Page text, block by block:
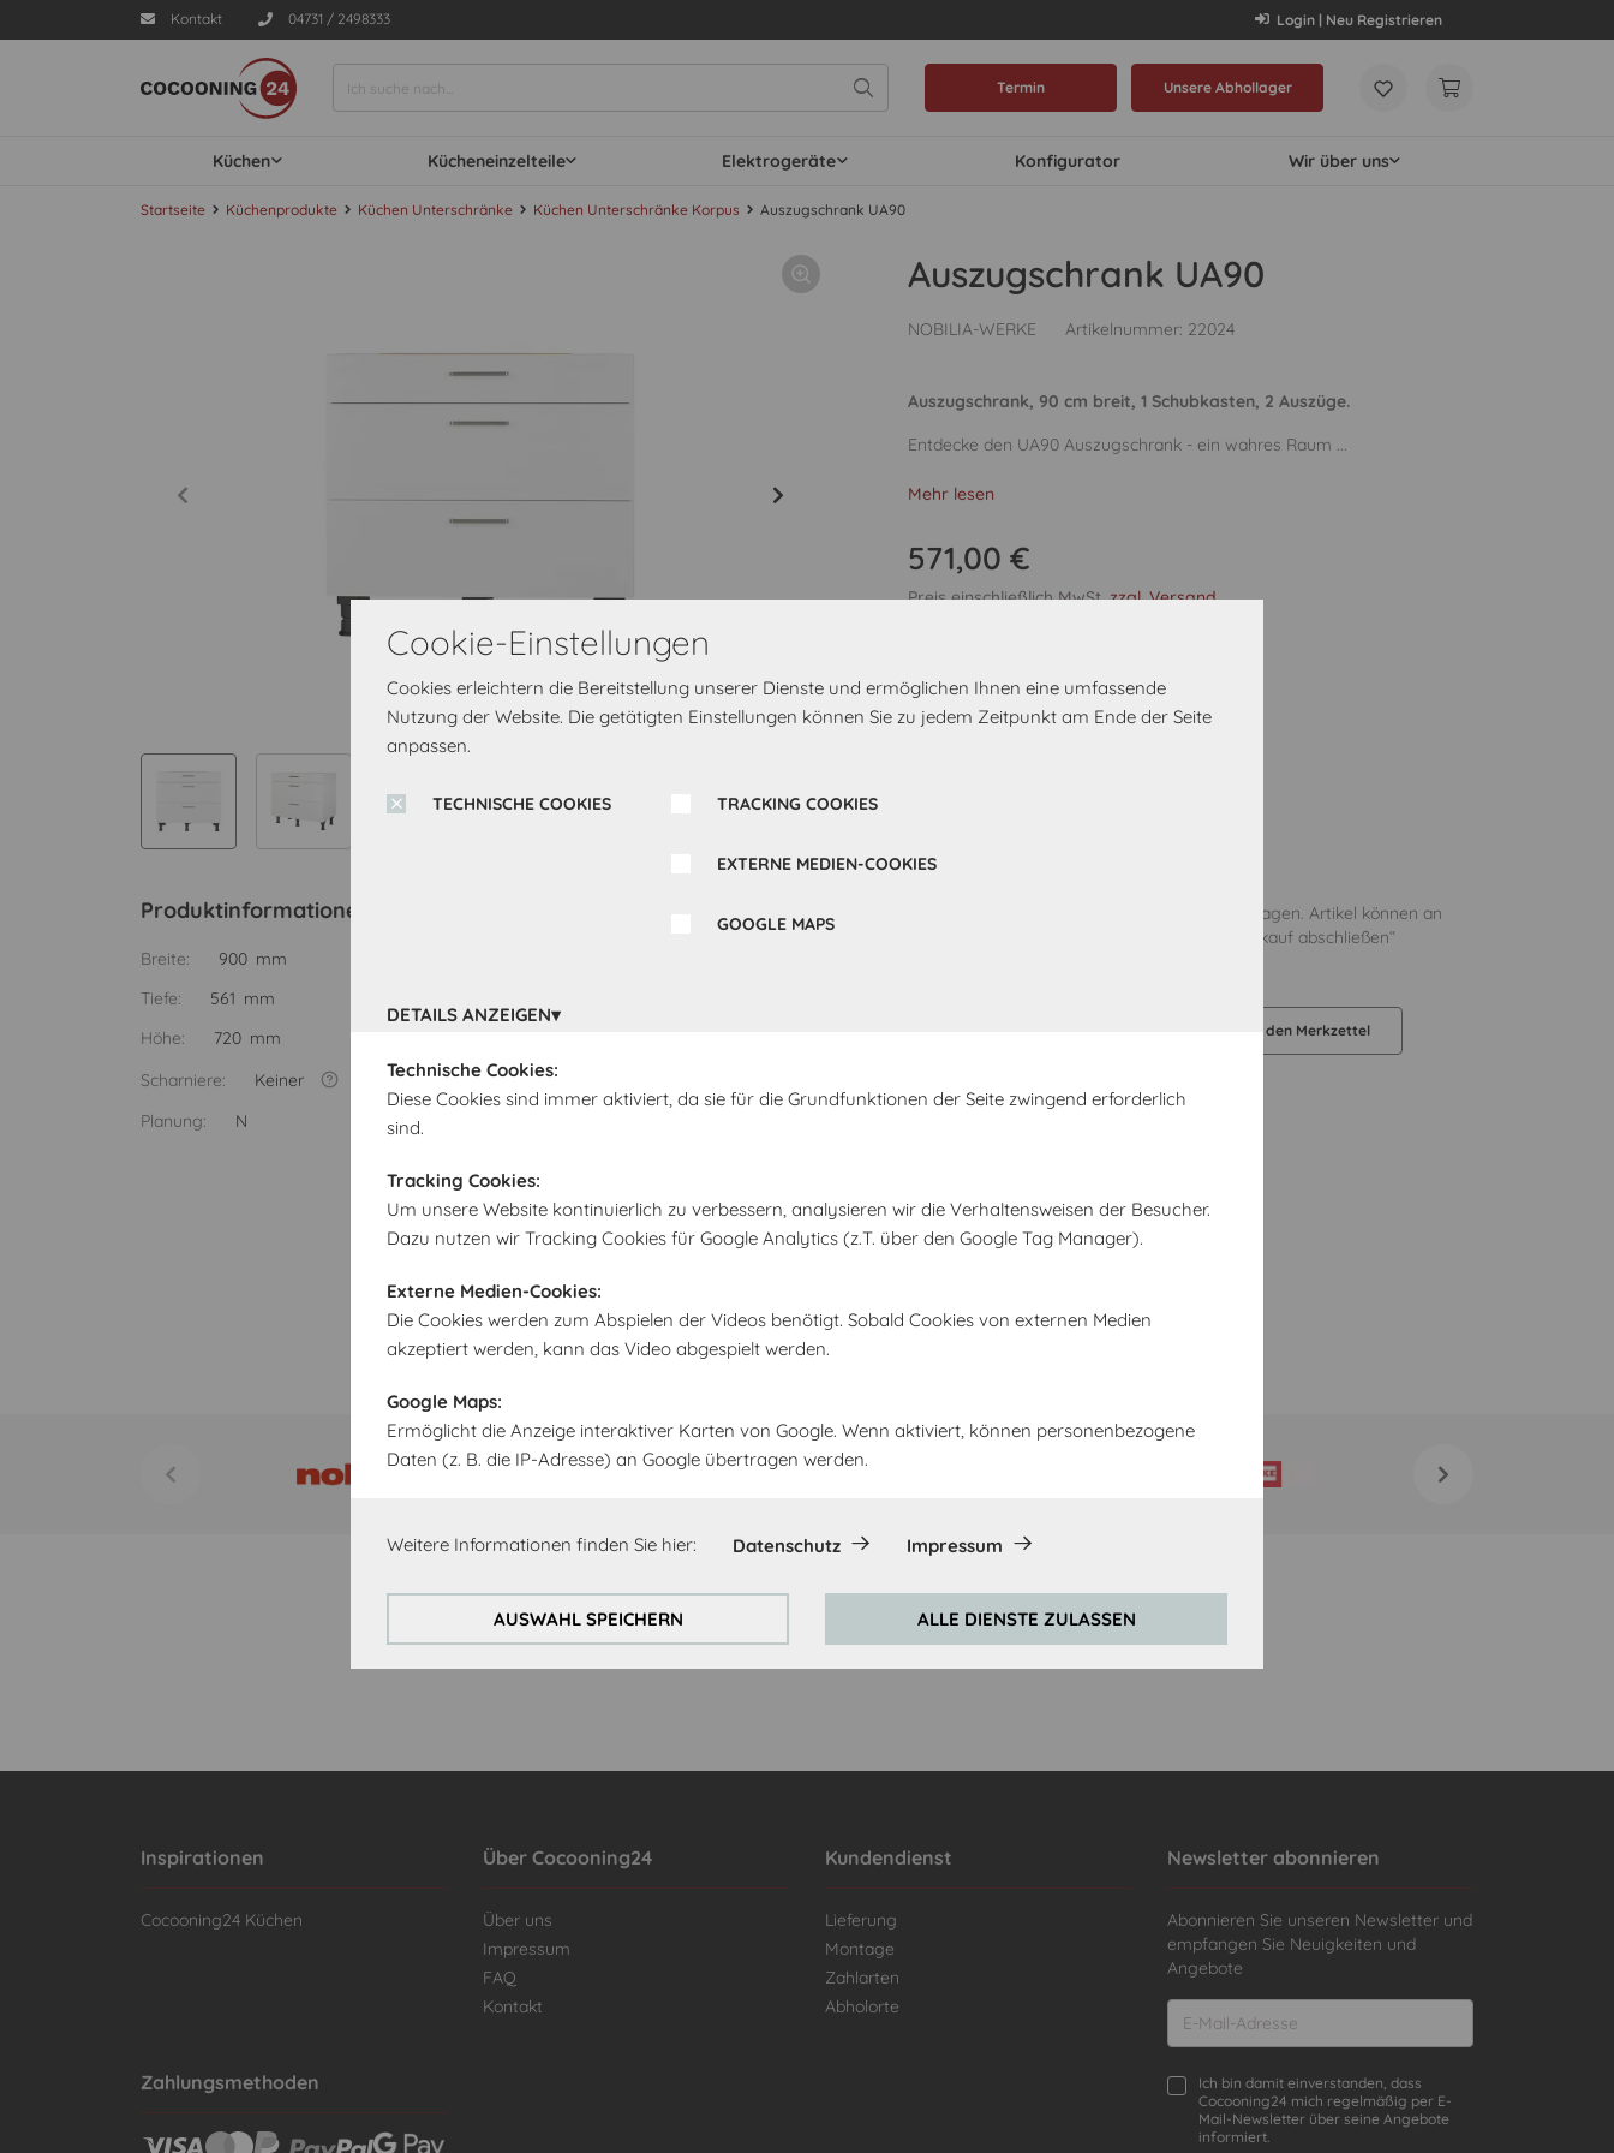
Cookie-Einstellungen
Cookies erleichtern die Bereitstellung unserer Dienste und ermöglichen Ihnen eine umfassende
Nutzung der Website. Die getätigten Einstellungen können Sie zu jedem Zeitpunkt am Ende der Seite
anpassen.
TECHNISCHE COOKIES TRACKING COOKIES
EXTERNE MEDIEN-COOKIES
GOOGLE MAPS
DETAILS ANZEIGEN
Technische Cookies:
Diese Cookies sind immer aktiviert, da sie für die Grundfunktionen der Seite zwingend erforderlich
sind.
Tracking Cookies:
Um unsere Website kontinuierlich zu verbessern, analysieren wir die Verhaltensweisen der Besucher.
Dazu nutzen wir Tracking Cookies für Google Analytics (z.T. über den Google Tag Manager).
Externe Medien-Cookies:
Die Cookies werden zum Abspielen der Videos benötigt. Sobald Cookies von externen Medien
akzeptiert werden, kann das Video abgespielt werden.
Google Maps:
Ermöglicht die Anzeige interaktiver Karten von Google. Wenn aktiviert, können personenbezogene
Daten (z. B. die IP-Adresse) an Google übertragen werden.
Weitere Informationen finden Sie hier: Datenschutz Impressum
AUSWAHL SPEICHERN ALLE DIENSTE ZULASSEN
Kontakt 04731 / 2498333 Login | Neu Registrieren
Termin Unsere Abhollager
Küchen Kücheneinzelteile Elektrogeräte Konfigurator Wir über uns
Startseite Küchenprodukte Küchen Unterschränke Küchen Unterschränke Korpus Auszugschrank UA90
Produktinformationen
Breite:
900 mm
Tiefe:
561 mm
Höhe:
720 mm
Scharniere:
Keiner
Planung:
N
Auszugschrank UA90
NOBILIA-WERKE Artikelnummer: 22024
Auszugschrank, 90 cm breit, 1 Schubkasten, 2 Auszüge.
Entdecke den UA90 Auszugschrank - ein wahres Raum ...
Mehr lesen
571,00 €
Preis einschließlich MwSt.zzgl. Versand
Bereit zur Lieferung oder Abholung in 5 Werktagen. Artikel können an
eine Direktadresse oder an den im Schritt „Einkauf abschließen“
Auf den Merkzettel
Inspirationen
Cocooning24 Küchen
Über Cocooning24
Über uns
Impressum
FAQ
Kontakt
Kundendienst
Lieferung
Montage
Zahlarten
Abholorte
Newsletter abonnieren
Abonnieren Sie unseren Newsletter und
empfangen Sie Neuigkeiten und
Angebote
Ich bin damit einverstanden, dass
Cocooning24 mich regelmäßig per E-
Mail-Newsletter über seine Angebote
informiert.
Zahlungsmethoden